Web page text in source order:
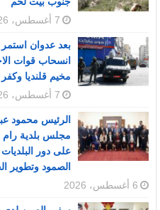
7 أغسطس، 2026
بعد عدوان
انسحاب قوات
مخيم قلنديا
7 أغسطس، 2026
الرئيس محمود
مجلس بلدية رام
على دور
الصمود وتطوير
6 أغسطس، 2026